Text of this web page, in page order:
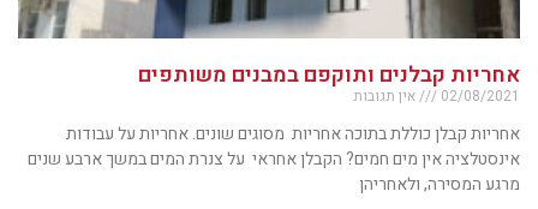
אחריות קבלנים ותוקפם במבנים משותפים
02/08/2021 אין תגובות
אחריות קבלן כוללת בתוכה אחריות מסוגים שונים. אחריות על עבודות
אינסטלציה אין מים חמים? הקבלן אחראי על צנרת המים במשך ארבע שנים
מרגע המסירה, ולאחריהן